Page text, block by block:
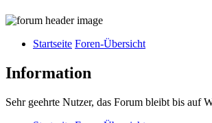
Startseite Foren-Übersicht
Information
Sehr geehrte Nutzer, das Forum bleibt bis auf